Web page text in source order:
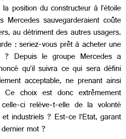
position du constructeur à l’étoile
sauvegarderaient coûte
au détriment des autres usagers.
: seriez-vous prêt à acheter une
? Depuis le groupe Mercedes a
qu’il suivra ce qui sera défini
acceptable, ne prenant ainsi
choix est donc extrêmement
ci relève-t-elle de la volonté
industriels ? Est-ce l’Etat, garant
mot ?